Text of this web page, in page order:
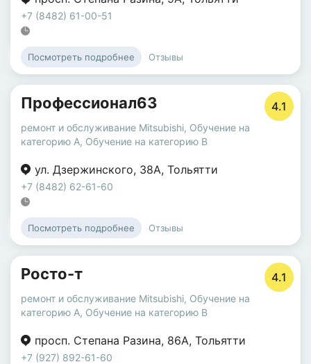
+7 (8482) 61-00-51
Посмотреть подробнее Отзывы
Профессионал63 4.1
ремонт и обслуживание Mitsubishi, Обучение на
категорию A, Обучение на категорию B
ул. Дзержинского, 38А, Тольятти
+7 (8482) 62-61-60
Посмотреть подробнее Отзывы
Росто-т 4.1
ремонт и обслуживание Mitsubishi, Обучение на
категорию A, Обучение на категорию B
просп. Степана Разина, 86А, Тольятти
+7 (927) 892-61-60